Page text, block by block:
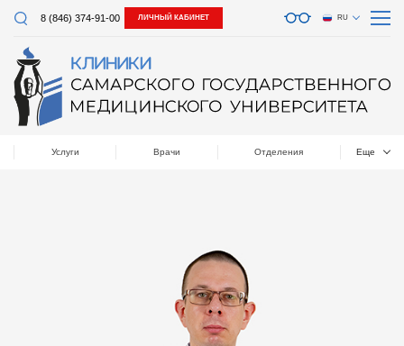
8 (846) 374-91-00 ЛИЧНЫЙ КАБИНЕТ RU
Услуги Врачи Отделения Еще